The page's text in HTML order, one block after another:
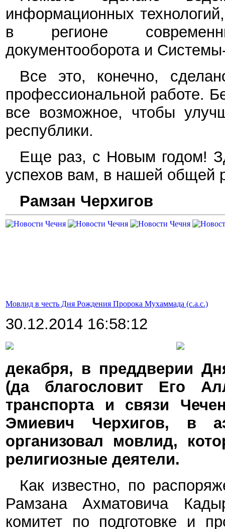
информационных
в регионе
документооборота и
Все это, конечно,
профессиональной работе.
все возможное, чтобы
республики.
Еще раз, с Новым годом!
успехов вам, в нашей общей
Рамзан Черхигов
Мовлид в честь Дня Рождения Пророка Мухаммада (с.а.с.)
30.12.2014 16:58:12
декабря, в преддверии
(да благословит Его
транспорта и связи
Эмиевич Черхигов, в
организовал мовлид,
религиозные деятели.
Как известно, по
Рамзана Ахматовича
комитет по подготовке и